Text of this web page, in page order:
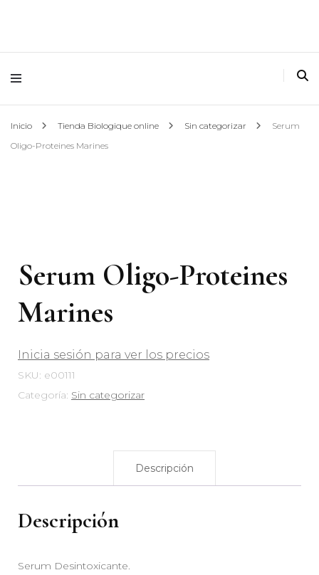
Inicio Tienda Biologique online Sin categorizar
Serum
Oligo-Proteines Marines
Serum Oligo-Proteines
Marines
Inicia sesión para ver los precios
SKU: e00111
Categoría: Sin categorizar
Descripción
Descripción
Serum Desintoxicante.